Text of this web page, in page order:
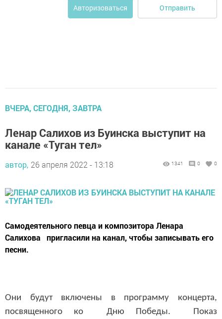
Авторизоваться Отправить
ВЧЕРА, СЕГОДНЯ, ЗАВТРА
Ленар Салихов из Буинска выступит на
канале «Туган тел»
автор, 26 апреля 2022 - 13:18 1341 0 0
Самодеятельного певца и композитора Ленара
Салихова пригласили на канал, чтобы записывать его
песни.
Они будут включены в программу концерта,
посвященного ко Дню Победы. Показ